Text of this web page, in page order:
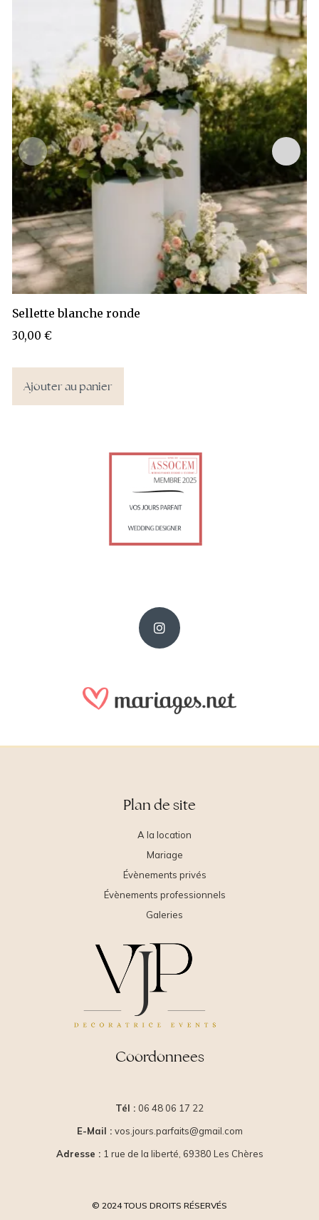
Sellette blanche ronde
30,00€
Ajouter au panier
Plan de site
A la location
Mariage
Évènements privés
Évènements professionnels
Galeries
Coordonnees
Tél : 06 48 06 17 22
E-Mail : vos.jours.parfaits@gmail.com
Adresse : 1 rue de la liberté, 69380 Les Chères
© 2024 TOUS DROITS RÉSERVÉS